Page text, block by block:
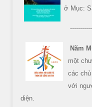
ở Mục:
Năm
một
các
với
diện.